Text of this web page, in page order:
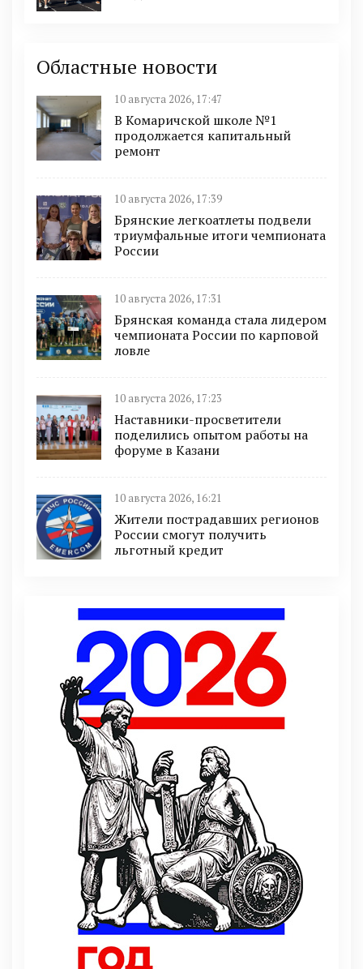
Областные новости
10 августа 2026, 17:47
В Комаричской школе №1
продолжается капитальный
ремонт
10 августа 2026, 17:39
Брянские легкоатлеты подвели
триумфальные итоги чемпионата
России
10 августа 2026, 17:31
Брянская команда стала лидером
чемпионата России по карповой
ловле
10 августа 2026, 17:23
Наставники-просветители
поделились опытом работы на
форуме в Казани
10 августа 2026, 16:21
Жители пострадавших регионов
России смогут получить
льготный кредит